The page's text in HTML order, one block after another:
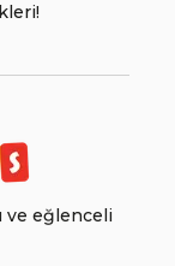
ve eğlenceli